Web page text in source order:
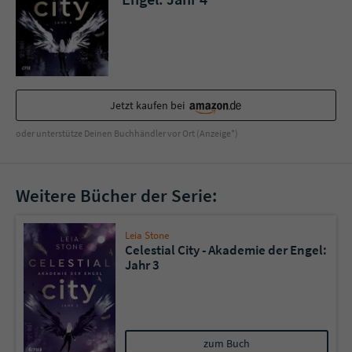
Jetzt kaufen bei
oder unterstütze Deinen Buchhändler vor Ort (Anzeige*)
Weitere Bücher der Serie:
Leia Stone
Celestial City - Akademie der Engel:
Jahr 3
zum Buch
Zweck
Benutzer. Es wird benötigt um z. B. den